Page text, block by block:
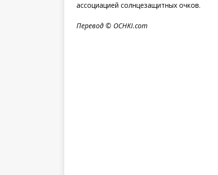
ассоциацией солнцезащитных очков.
Перевод © OCHKI.com